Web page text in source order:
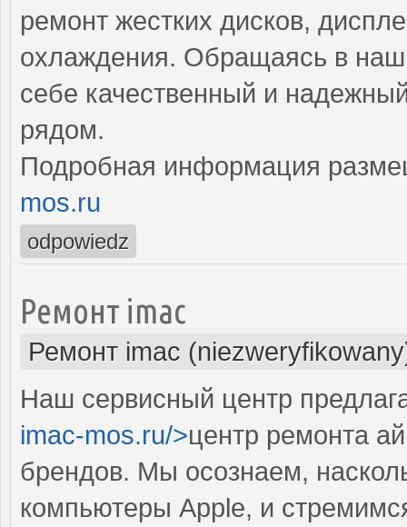
ремонт жестких дисков,
охлаждения. Обращаясь в наш
себе качественный и
рядом.
Подробная информация
mos.ru
odpowiedz
Ремонт imac
Ремонт imac
Наш сервисный центр
imac-mos.ru/>центр ремонта
брендов. Мы осознаем,
компьютеры Apple, и